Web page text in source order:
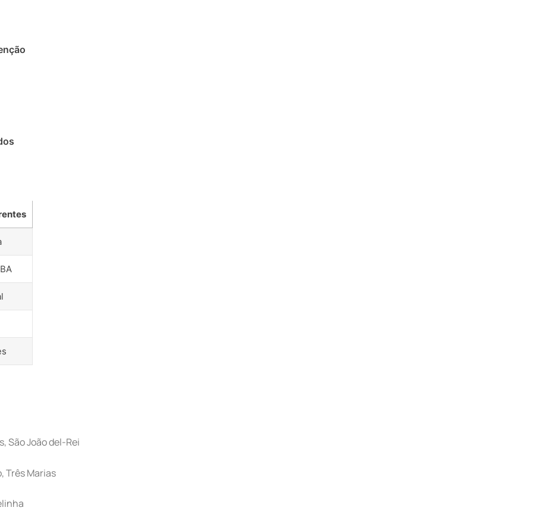
São João del-Rei
Três Marias